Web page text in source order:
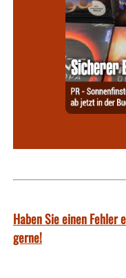
Haben Sie einen Fehler
gerne!